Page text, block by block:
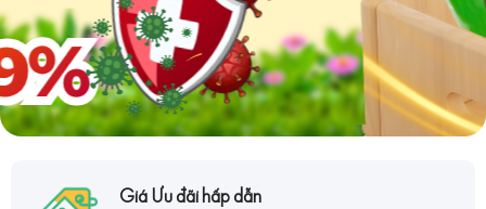
Giá Ưu đãi hấp dẫn